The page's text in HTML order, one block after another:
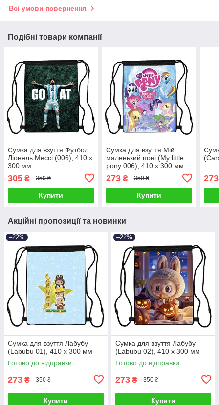
Всі умови повернення
Подібні товари компанії
Сумка для взуття Футбол
Ліонель Мессі (006), 410 х
300 мм
305 ₴ 350 ₴
Купити
Сумка для взуття Мій
маленький поні (My little
pony 006), 410 х 300 мм
273₴ 350 ₴
Купити
273
Акційні пропозиції та новинки
–22%
Сумка для взуття Лабубу
(Labubu 01), 410 х 300 мм
Готово до відправки
273 ₴ 350 ₴
Купити
–22%
Сумка для взуття Лабубу
(Labubu 02), 410 х 300 мм
Готово до відправки
273 ₴ 350 ₴
Купити